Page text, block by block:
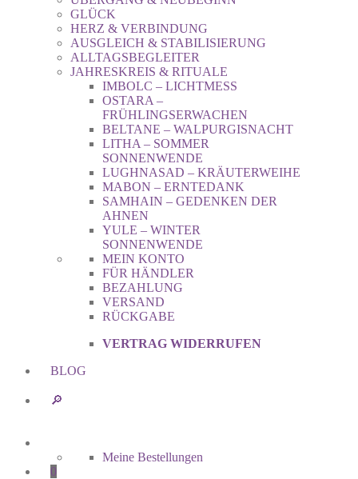
GLÜCK
HERZ & VERBINDUNG
AUSGLEICH & STABILISIERUNG
ALLTAGSBEGLEITER
JAHRESKREIS & RITUALE
IMBOLC – LICHTMESS
OSTARA –
FRÜHLINGSERWACHEN
BELTANE – WALPURGISNACHT
LITHA – SOMMER
SONNENWENDE
LUGHNASAD – KRÄUTERWEIHE
MABON – ERNTEDANK
SAMHAIN – GEDENKEN DER
AHNEN
YULE – WINTER
SONNENWENDE
MEIN KONTO
FÜR HÄNDLER
BEZAHLUNG
VERSAND
RÜCKGABE
VERTRAG WIDERRUFEN
BLOG
🔎︎
Meine Bestellungen
0